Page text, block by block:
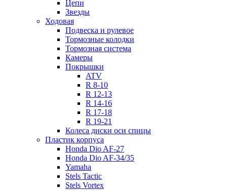
Цепи
Звезды
Ходовая
Подвеска и рулевое
Тормозные колодки
Тормозная система
Камеры
Покрышки
ATV
R 8-10
R 12-13
R 14-16
R 17-18
R 19-21
Колеса диски оси спицы
Пластик корпуса
Honda Dio AF-27
Honda Dio AF-34/35
Yamaha
Stels Tactic
Stels Vortex